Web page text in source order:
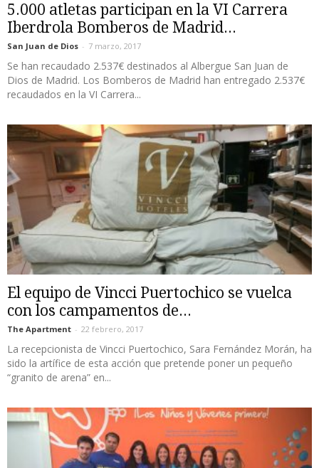
5.000 atletas participan en la VI Carrera
Iberdrola Bomberos de Madrid...
San Juan de Dios - 7 marzo, 2017
Se han recaudado 2.537€ destinados al Albergue San Juan de
Dios de Madrid. Los Bomberos de Madrid han entregado 2.537€
recaudados en la VI Carrera...
El equipo de Vincci Puertochico se vuelca
con los campamentos de...
The Apartment - 22 febrero, 2017
La recepcionista de Vincci Puertochico, Sara Fernández Morán, ha
sido la artífice de esta acción que pretende poner un pequeño
“granito de arena” en...